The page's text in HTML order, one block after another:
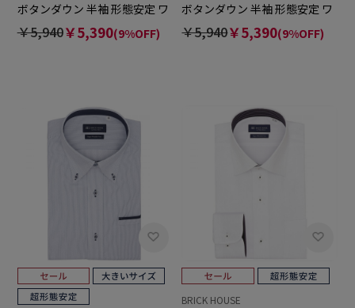
ボタンダウン 半袖 形態安定 ワ
イシャツ 大きいサイズ
￥5,940￥5,390(9%OFF)
ボタンダウン 半袖 形態安定 ワ
イシャツ 大きいサイズ
￥5,940￥5,390(9%OFF)
BRICK HOUSE